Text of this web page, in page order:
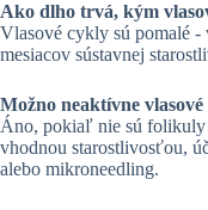
Ako dlho trvá, kým
Vlasové cykly sú pomalé
mesiacov sústavnej
Možno neaktívne
Áno, pokiaľ nie sú folikuly
vhodnou starostlivosťou,
alebo mikroneedling.